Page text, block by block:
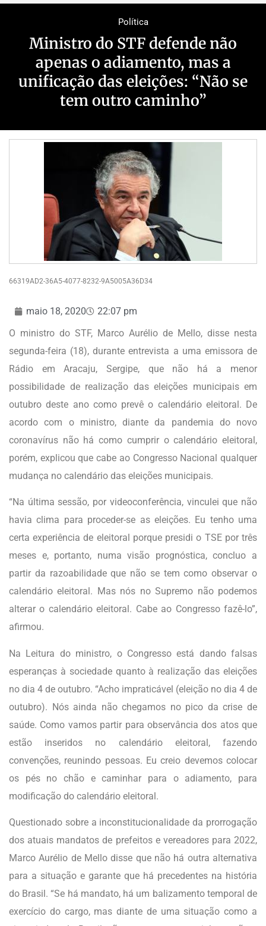
Política
Ministro do STF defende não
apenas o adiamento, mas a
unificação das eleições: “Não se
tem outro caminho”
66319AD2-36A5-4077-8232-9A5005A36D34
maio 18, 2020
22:07 pm
O ministro do STF, Marco Aurélio de Mello, disse nesta
segunda-feira (18), durante entrevista a uma emissora de
Rádio em Aracaju, Sergipe, que não há a menor
possibilidade de realização das eleições municipais em
outubro deste ano como prevê o calendário eleitoral. De
acordo com o ministro, diante da pandemia do novo
coronavírus não há como cumprir o calendário eleitoral,
porém, explicou que cabe ao Congresso Nacional qualquer
mudança no calendário das eleições municipais.
“Na última sessão, por videoconferência, vinculei que não
havia clima para proceder-se as eleições. Eu tenho uma
certa experiência de eleitoral porque presidi o TSE por três
meses e, portanto, numa visão prognóstica, concluo a
partir da razoabilidade que não se tem como observar o
calendário eleitoral. Mas nós no Supremo não podemos
alterar o calendário eleitoral. Cabe ao Congresso fazê-lo”,
afirmou.
Na Leitura do ministro, o Congresso está dando falsas
esperanças à sociedade quanto à realização das eleições
no dia 4 de outubro. “Acho impraticável (eleição no dia 4 de
outubro). Nós ainda não chegamos no pico da crise de
saúde. Como vamos partir para observância dos atos que
estão inseridos no calendário eleitoral, fazendo
convenções, reunindo pessoas. Eu creio devemos colocar
os pés no chão e caminhar para o adiamento, para
modificação do calendário eleitoral.
Questionado sobre a inconstitucionalidade da prorrogação
dos atuais mandatos de prefeitos e vereadores para 2022,
Marco Aurélio de Mello disse que não há outra alternativa
para a situação e garante que há precedentes na história
do Brasil. “Se há mandato, há um balizamento temporal de
exercício do cargo, mas diante de uma situação como a